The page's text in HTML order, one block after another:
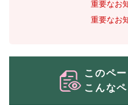
重要なお
重要なお
このペ
こんな